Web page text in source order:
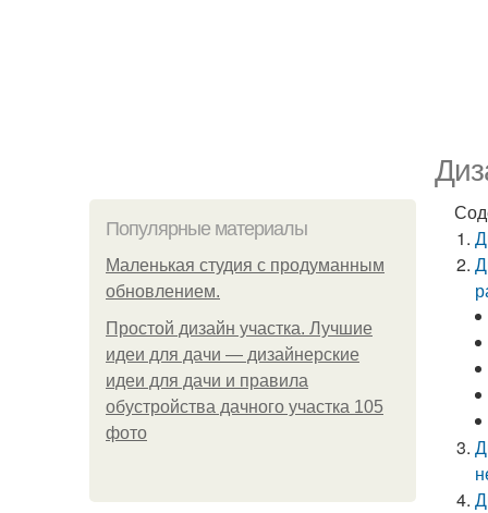
Популярные материалы
Маленькая студия с продуманным
обновлением.
Простой дизайн участка. Лучшие
идеи для дачи — дизайнерские
идеи для дачи и правила
обустройства дачного участка 105
фото